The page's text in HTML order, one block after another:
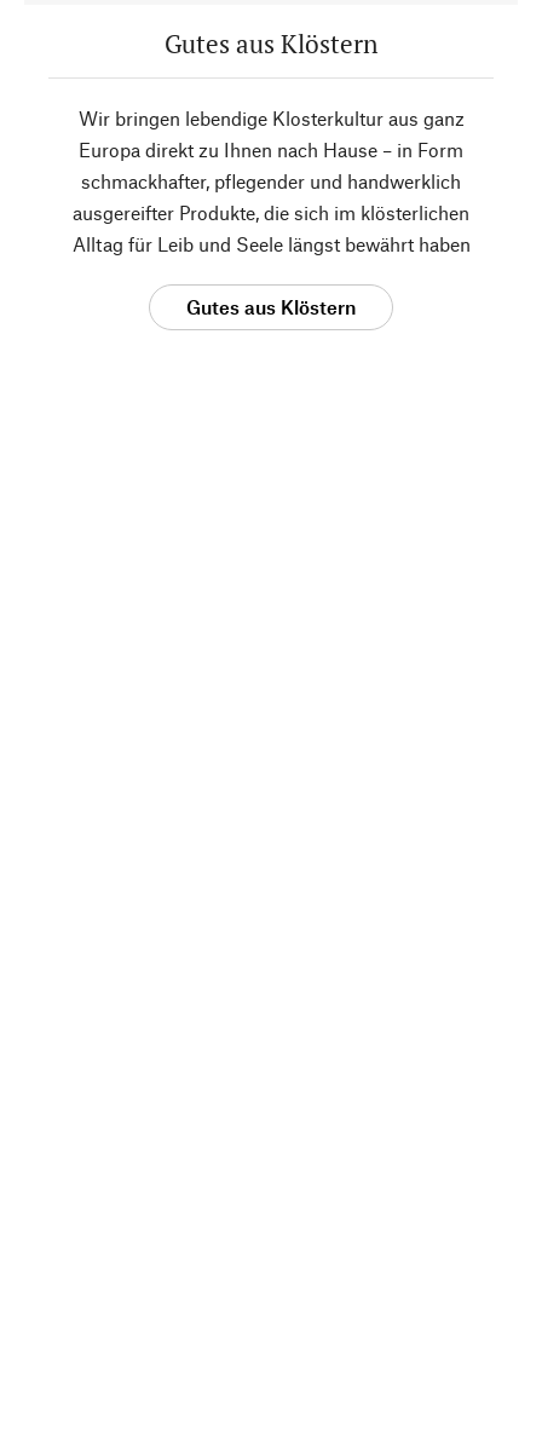
Gutes aus Klöstern
Wir bringen lebendige Klosterkultur aus ganz
Europa direkt zu Ihnen nach Hause – in Form
schmackhafter, pflegender und handwerklich
ausgereifter Produkte, die sich im klösterlichen
Alltag für Leib und Seele längst bewährt haben
Gutes aus Klöstern